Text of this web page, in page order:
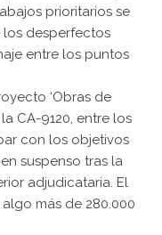
prioritarios se
desperfectos
entre los puntos
‘Obras de
CA-9120, entre los
con los objetivos
suspenso tras la
adjudicataria. El
más de 280.000